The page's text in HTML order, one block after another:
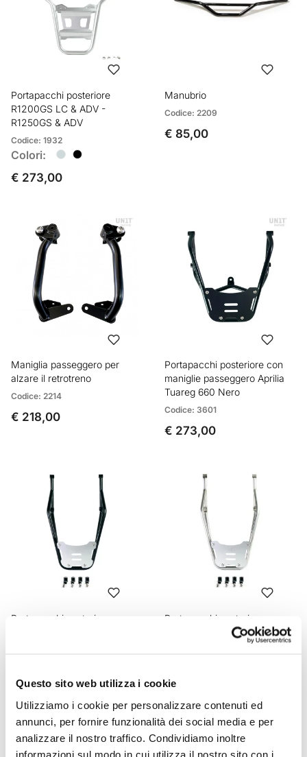
Questo sito web utilizza i cookie
Utilizziamo i cookie per personalizzare contenuti ed
annunci, per fornire funzionalità dei social media e per
analizzare il nostro traffico. Condividiamo inoltre
informazioni sul modo in cui utilizza il nostro sito con i
Portapacchi posteriore
R1200GS LC & ADV -
R1250GS & ADV
Codice: 1932
Colori:
€ 273,00
Manubrio
Codice: 2209
€ 85,00
Maniglia passeggero per
alzare il retrotreno
Codice: 2214
€ 218,00
Portapacchi posteriore con
maniglie passeggero Aprilia
Tuareg 660 Nero
Codice: 3601
€ 273,00
Portapacchi posteriore con
€ 273,00
Portapacchi posteriore con
maniglie passeggero Ducati
€ 273,00